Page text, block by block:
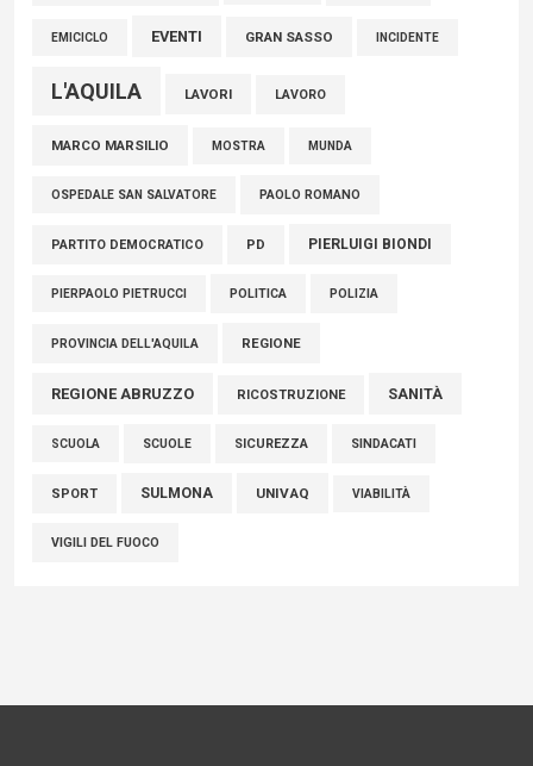
EMICICLO EVENTI GRAN SASSO INCIDENTE
L'AQUILA LAVORI LAVORO
MARCO MARSILIO MOSTRA MUNDA
OSPEDALE SAN SALVATORE PAOLO ROMANO
PARTITO DEMOCRATICO PD PIERLUIGI BIONDI
PIERPAOLO PIETRUCCI POLITICA POLIZIA
PROVINCIA DELL'AQUILA REGIONE
REGIONE ABRUZZO RICOSTRUZIONE SANITÀ
SCUOLA SCUOLE SICUREZZA SINDACATI
SPORT SULMONA UNIVAQ VIABILITÀ
VIGILI DEL FUOCO